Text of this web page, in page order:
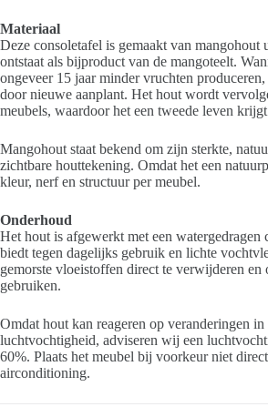
Materiaal
Deze consoletafel is gemaakt van
ontstaat als bijproduct van de mangoteelt.
ongeveer 15 jaar minder vruchten
door nieuwe aanplant. Het hout wordt
meubels, waardoor het een tweede leven
Mangohout staat bekend om zijn sterkte,
zichtbare houttekening. Omdat het een
kleur, nerf en structuur per meubel.
Onderhoud
Het hout is afgewerkt met een watergedragen
biedt tegen dagelijks gebruik en lichte
gemorste vloeistoffen direct te verwijderen en
gebruiken.
Omdat hout kan reageren op veranderingen in
luchtvochtigheid, adviseren wij een
60%. Plaats het meubel bij voorkeur niet
airconditioning.